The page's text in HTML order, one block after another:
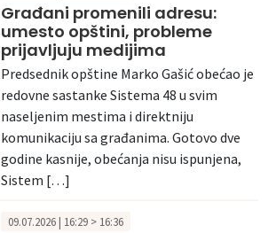
Građani promenili adresu:
umesto opštini, probleme
prijavljuju medijima
Predsednik opštine Marko Gašić obećao je
redovne sastanke Sistema 48 u svim
naseljenim mestima i direktniju
komunikaciju sa građanima. Gotovo dve
godine kasnije, obećanja nisu ispunjena,
Sistem […]
09.07.2026 | 16:29 > 16:36